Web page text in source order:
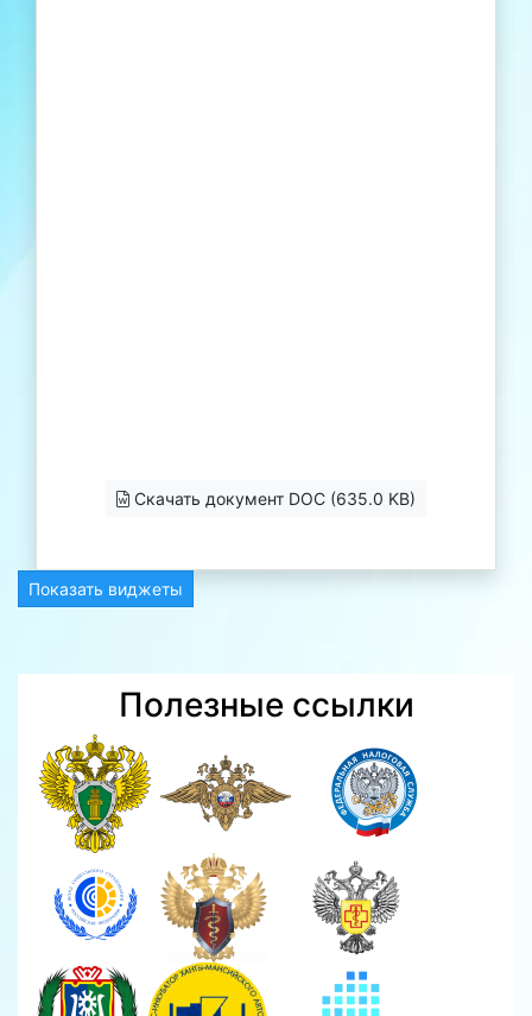
Скачать документ DOC (635.0 KB)
Показать виджеты
Полезные ссылки